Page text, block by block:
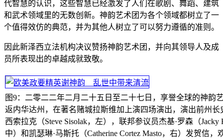
代智慧的认识，这些智慧已经激发了人们在歌剧、舞蹈、建筑
和武术领域里的无数创新。神韵艺术团为各个领域都树立了一
个值得效仿的典范，并为其他人树立了可以努力遵循的准则。
因此新泽西立法机构决议赞扬神韵艺术团，并向其领导人及成
员所表现出的卓越成就致敬。
图9：二零二二年二月二十五日至二十七日，享誉全球的神韵
返内华达州，在著名赌城拉斯维加上演四场演出，演出前州长
西索拉克（Steve Sisolak，左），联邦参议员杰基·罗森（Jacky
中）和凯瑟琳·马斯托（Catherine Cortez Masto，右）发贺信，